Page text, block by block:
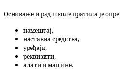
Оснивање и рад школе пратила је
намештај,
наставна средства,
уређаји,
реквизити,
алати и машине.